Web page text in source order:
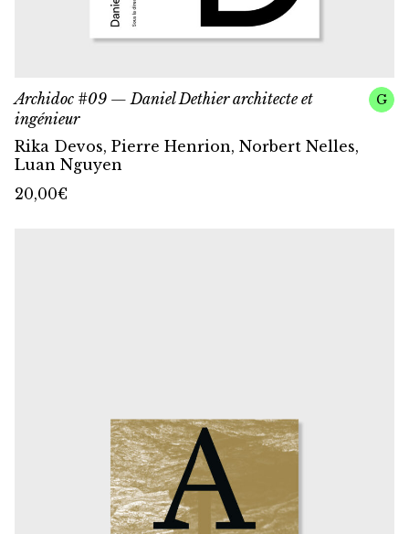
Archidoc #09 — Daniel Dethier architecte et
ingénieur
G
Rika Devos, Pierre Henrion, Norbert Nelles,
Luan Nguyen
20,00€